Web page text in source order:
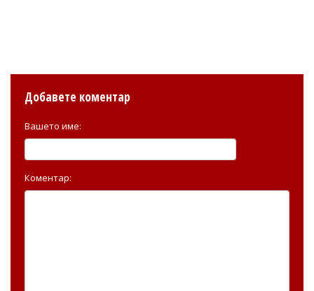
Добавете коментар
Вашето име:
Коментар: